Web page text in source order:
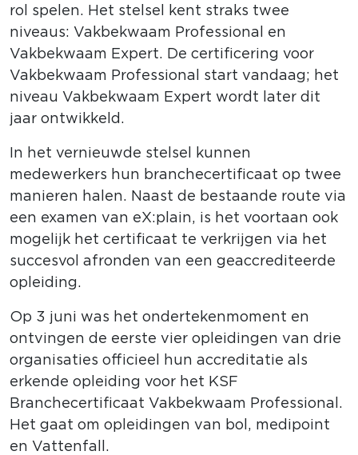
rol spelen. Het stelsel kent straks twee
niveaus: Vakbekwaam Professional en
Vakbekwaam Expert. De certificering voor
Vakbekwaam Professional start vandaag; het
niveau Vakbekwaam Expert wordt later dit
jaar ontwikkeld.
In het vernieuwde stelsel kunnen
medewerkers hun branchecertificaat op twee
manieren halen. Naast de bestaande route via
een examen van eX:plain, is het voortaan ook
mogelijk het certificaat te verkrijgen via het
succesvol afronden van een geaccrediteerde
opleiding.
Op 3 juni was het ondertekenmoment en
ontvingen de eerste vier opleidingen van drie
organisaties officieel hun accreditatie als
erkende opleiding voor het KSF
Branchecertificaat Vakbekwaam Professional.
Het gaat om opleidingen van bol, medipoint
en Vattenfall.